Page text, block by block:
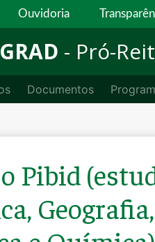
Ouvidoria
- Pró-
Documentos
Pibid